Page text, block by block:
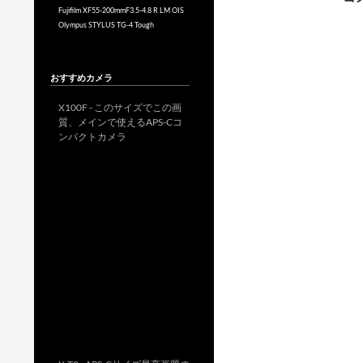
Fujifilm XF55-200mmF3.5-4.8 R LM OIS
Olympus STYLUS TG-4 Tough
おすすめカメラ
X100F - このサイズでこの画
質、メインで使えるAPS-Cコ
ンパクトカメラ